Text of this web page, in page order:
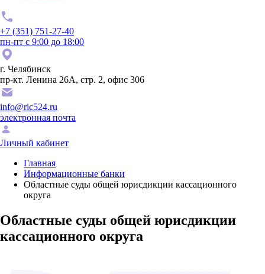
+7 (351) 751-27-40
пн-пт с 9:00 до 18:00
г. Челябинск
пр-кт. Ленина 26А, стр. 2, офис 306
info@ric524.ru
электронная почта
Личный кабинет
Главная
Информационные банки
Областные суды общей юрисдикции кассационного
округа
Областные суды общей юрисдикции
кассационного округа